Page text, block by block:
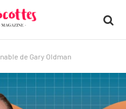
de Gary Oldman